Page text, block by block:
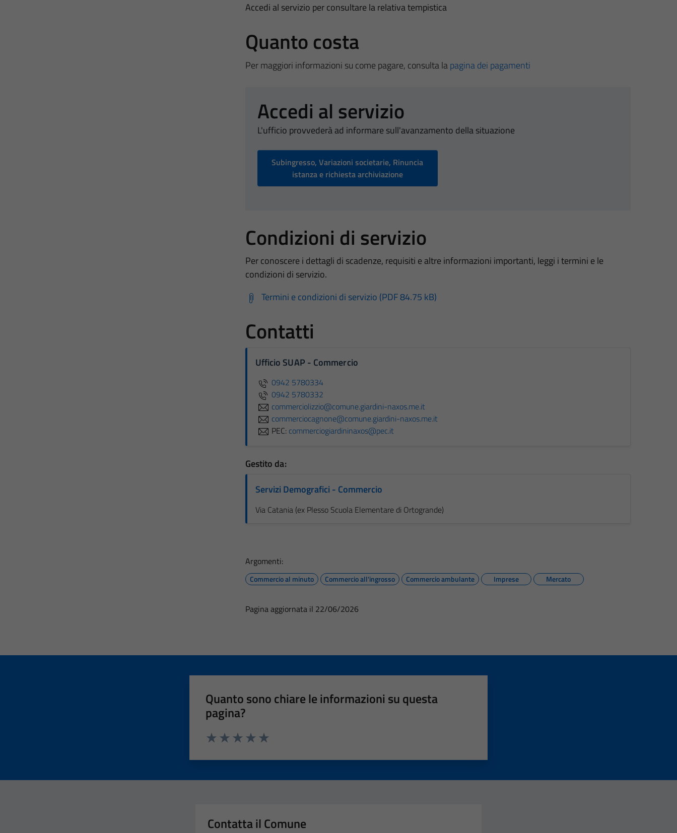
Accedi al servizio per consultare la relativa tempistica
Quanto costa
Per maggiori informazioni su come pagare, consulta lapagina dei pagamenti
Accedi al servizio
L'ufficio provvederà ad informare sull'avanzamento della situazione
Subingresso, Variazioni societarie, Rinuncia
istanza e richiesta archiviazione
Condizioni di servizio
Per conoscere i dettagli di scadenze, requisiti e altre informazioni importanti, leggi i termini e le
condizioni di servizio.
Termini e condizioni di servizio (PDF 84.75 kB)
Contatti
Ufficio SUAP - Commercio
0942 5780334
0942 5780332
commerciolizzio@comune.giardini-naxos.me.it
commerciocagnone@comune.giardini-naxos.me.it
PEC: commerciogiardininaxos@pec.it
Gestito da:
Servizi Demografici - Commercio
Via Catania (ex Plesso Scuola Elementare di Ortogrande)
Argomenti:
Commercio al minuto Commercio all'ingrosso Commercio ambulante Imprese Mercato
Pagina aggiornata il 22/06/2026
Quanto sono chiare le informazioni su questa
pagina?
Contatta il Comune